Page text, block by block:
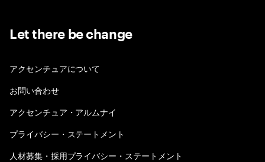
Let there be change
アクセンチュアについて
お問い合わせ
アクセンチュア・アルムナイ
プライバシー・ステートメント
人材募集・採用プライバシー・ステートメント